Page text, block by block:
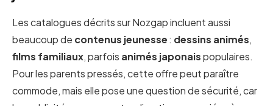
Les catalogues décrits sur Nozgap incluent aussi
beaucoup de contenus jeunesse: dessins animés,
films familiaux, parfois animés japonaispopulaires.
Pour les parents pressés, cette offre peut paraître
commode, mais elle pose une question de sécurité, car